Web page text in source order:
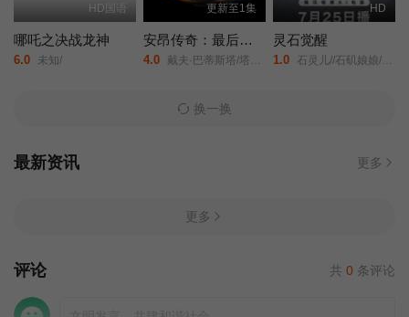
HD国语
哪吒之决战龙神
6.0 未知/
更新至1集
安昂传奇：最后的气宗
4.0 戴夫·巴蒂斯塔/塔伊加·维迪提/芙蕾达·平托/史蒂文·元/关继威/杰拉尔丁·维斯瓦纳坦/南允道/杰西卡·马滕/迪·布莱德利·贝克/罗曼·萨拉戈萨/佩塔·萨金特/Dionne·Quan/
HD
灵石觉醒
1.0 石灵儿//石矶娘娘/太白金星/牛魔王/
换一换
最新资讯 更多
更多
评论 共 0 条评论